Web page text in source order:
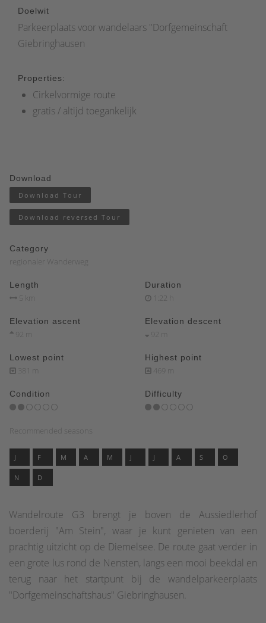
Doelwit
Parkeerplaats voor wandelaars "Dorfgemeinschaft
Giebringhausen
Properties:
Cirkelvormige route
gratis / altijd toegankelijk
Download
Download Tour
Download reversed Tour
Category
regionaler Wanderweg
Length
5 km
Duration
1:22 h
Elevation ascent
92 m
Elevation descent
92 m
Lowest point
381 m
Highest point
469 m
Condition Difficulty
Recommended seasons
J F M A M J J A S O
N D
Wandelroute G3 brengt je boven de Aussiedlerhof
boerderij "Am Stein", waar je kunt genieten van een
prachtig uitzicht op de Diemelsee. De route gaat verder in
een grote lus rond de Nensten, langs een mooi beekdal en
terug naar het startpunt bij de wandelparkeerplaats
"Dorfgemeinschaftshaus" Giebringhausen.